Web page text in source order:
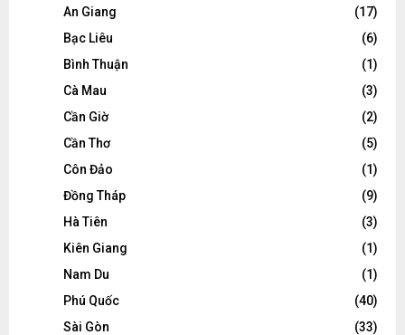
An Giang
(17)
Bạc Liêu
(6)
Bình Thuận
(1)
Cà Mau
(3)
Cần Giờ
(2)
Cần Thơ
(5)
Côn Đảo
(1)
Đồng Tháp
(9)
Hà Tiên
(3)
Kiên Giang
(1)
Nam Du
(1)
Phú Quốc
(40)
Sài Gòn
(33)